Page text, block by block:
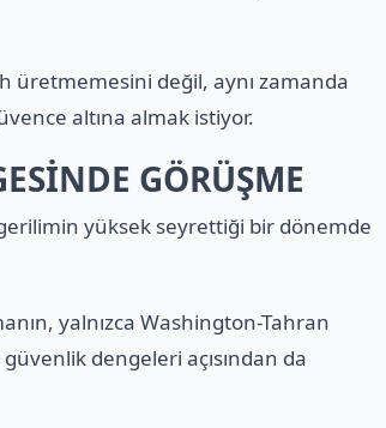
üretmemesini değil, aynı zamanda
altına almak istiyor.
GÖRÜŞME
yüksek seyrettiği bir dönemde
yalnızca Washington-Tahran
dengeleri açısından da